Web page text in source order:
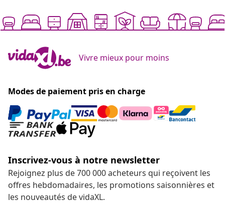
Vivre mieux pour moins
Modes de paiement pris en charge
Inscrivez-vous à notre newsletter
Rejoignez plus de 700 000 acheteurs qui reçoivent les
offres hebdomadaires, les promotions saisonnières et
les nouveautés de vidaXL.